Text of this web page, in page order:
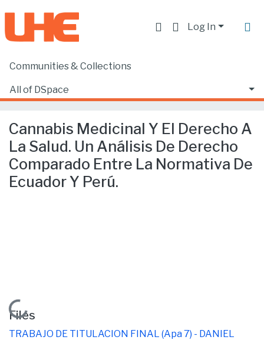
Log In
Communities & Collections
All of DSpace
Home
Facultad de Derecho
Cannabis Medicinal Y El Derecho A La Salud. Un Análisis De Derecho Comparado Entre La Normativa De Ecuador Y Perú.
Cannabis Medicinal Y El Derecho A
La Salud. Un Análisis De Derecho
Comparado Entre La Normativa De
Ecuador Y Perú.
Loading...
Files
TRABAJO DE TITULACION FINAL (Apa 7) - DANIEL